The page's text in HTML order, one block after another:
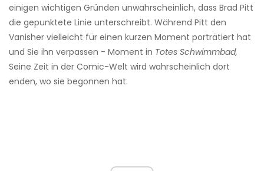
einigen wichtigen Gründen unwahrscheinlich, dass Brad Pitt
die gepunktete Linie unterschreibt. Während Pitt den
Vanisher vielleicht für einen kurzen Moment porträtiert hat
und Sie ihn verpassen - Moment in Totes Schwimmbad,
Seine Zeit in der Comic-Welt wird wahrscheinlich dort
enden, wo sie begonnen hat.